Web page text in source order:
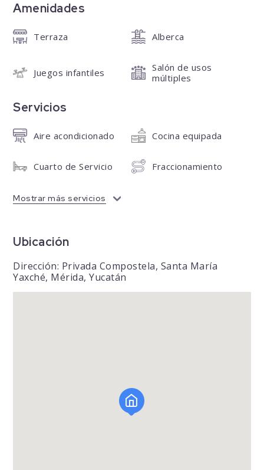
Amenidades
Terraza Alberca
Juegos infantiles
Salón de usos
múltiples
Servicios
Aire acondicionado Cocina equipada
Cuarto de Servicio Fraccionamiento
Mostrar más servicios
Ubicación
Dirección: Privada Compostela, Santa María
Yaxché, Mérida, Yucatán